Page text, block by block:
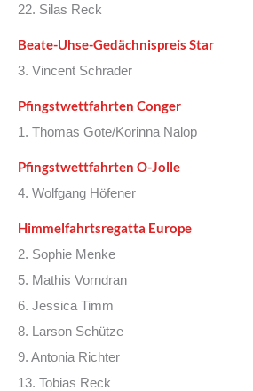
22. Silas Reck
Beate-Uhse-Gedächnispreis Star
3. Vincent Schrader
Pfingstwettfahrten Conger
1. Thomas Gote/Korinna Nalop
Pfingstwettfahrten O-Jolle
4. Wolfgang Höfener
Himmelfahrtsregatta Europe
2. Sophie Menke
5. Mathis Vorndran
6. Jessica Timm
8. Larson Schütze
9. Antonia Richter
13. Tobias Reck